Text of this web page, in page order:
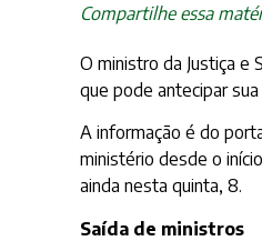
Compartilhe essa
O ministro da Justiça e
que pode antecipar
A informação é do
ministério desde o
ainda nesta quinta, 8.
Saída de ministros